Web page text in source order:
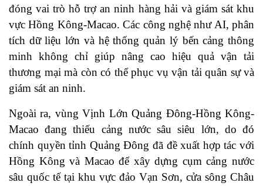
đóng vai trò hỗ trợ an ninh hàng hải và giám sát khu
vực Hồng Kông-Macao. Các công nghệ như AI, phân
tích dữ liệu lớn và hệ thống quản lý bến cảng thông
minh không chỉ giúp nâng cao hiệu quả vận tải
thương mại mà còn có thể phục vụ vận tải quân sự và
giám sát an ninh.
Ngoài ra, vùng Vịnh Lớn Quảng Đông-Hồng Kông-
Macao đang thiếu cảng nước sâu siêu lớn, do đó
chính quyền tỉnh Quảng Đông đã đề xuất hợp tác với
Hồng Kông và Macao để xây dựng cụm cảng nước
sâu quốc tế tại khu vực đảo Vạn Sơn, cửa sông Châu